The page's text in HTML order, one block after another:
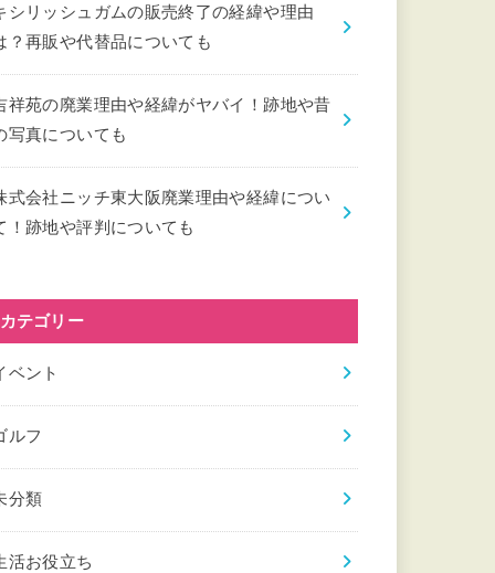
シリッシュガムの販売終了の経緯や理由
？再販や代替品についても
祥苑の廃業理由や経緯がヤバイ！跡地や昔
写真についても
式会社ニッチ東大阪廃業理由や経緯につい
！跡地や評判についても
カテゴリー
ベント
ルフ
分類
活お役立ち